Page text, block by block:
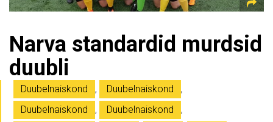
Narva standardid murdsid
duubli
Duubelnaiskond , Duubelnaiskond
,
Duubelnaiskond
, Duubelnaiskond
,